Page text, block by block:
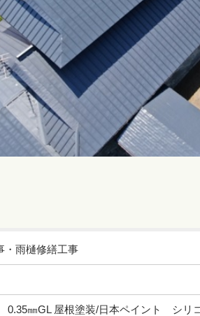
・雨樋修繕工事
0.35㎜GL 屋根塗装/日本ペイント シリ